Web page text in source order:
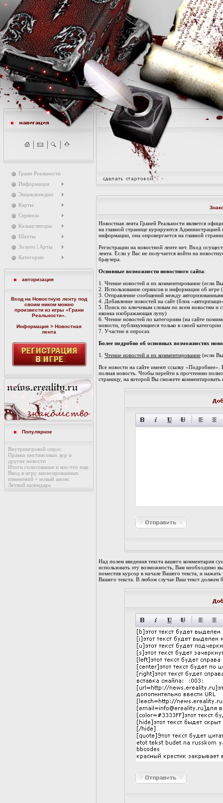
Грани Реальности
Информация
Энциклопедии
Карты
Сервисы
Калькуляторы
Шахты
Золото | Арты
Категории
авторизация
Вход на Новостную ленту под
своим ником можно
произвести из игры «Грани
Реальности».
Информация > Новостная
лента
Популярное
Внутриигровой опрос
Правки инстансовых аур и
другие новости
Итоги голосования и кое-что еще
Ввод в игру анонсированных
изменений + новый анонс
Летний календарь
Новостная лента Граней Реальности является
на главной странице курируются
информации, она опровергается на главной
Регистрации на новостной ленте нет. Вход
лента. Если у Вас не получается войти на
браузера.
Основные возможности новостного сайта:
1. Чтение новостей и их комментирование (если
2. Использование сервисов и информации об игре
3. Отправление сообщений между
4. Добавление новостей на сайт (блок
5. Поиск по ключевым словам по всем новостям и
иконка изображающая лупу)
6. Чтение новостей по категориям (на сайте
новости, публикующиеся только в своей
7. Участие в опросах
Более подробно об основных возможностях
1. Чтение новостей и их комментирование (если
Все новости на сайте имеют ссылку «Подробнее».
полная новость. Чтобы перейти к прочтению
страницу, на которой Вы сможете комментировать
Над полем введения текста вашего комментария
использовать эту возможность, Вам необходимо
поместив курсор в начале Вашего текста, и
Вашего текста. В любом случае Ваш текст должен